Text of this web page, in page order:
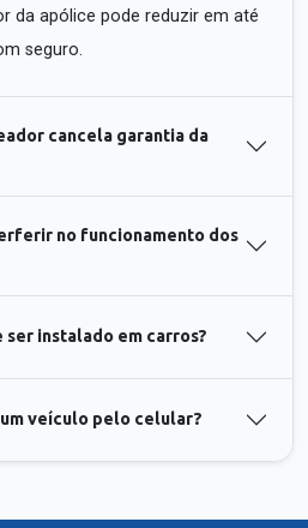
da apólice pode reduzir em até
seguro.
cancela garantia da
no funcionamento dos
ser instalado em carros?
veículo pelo celular?